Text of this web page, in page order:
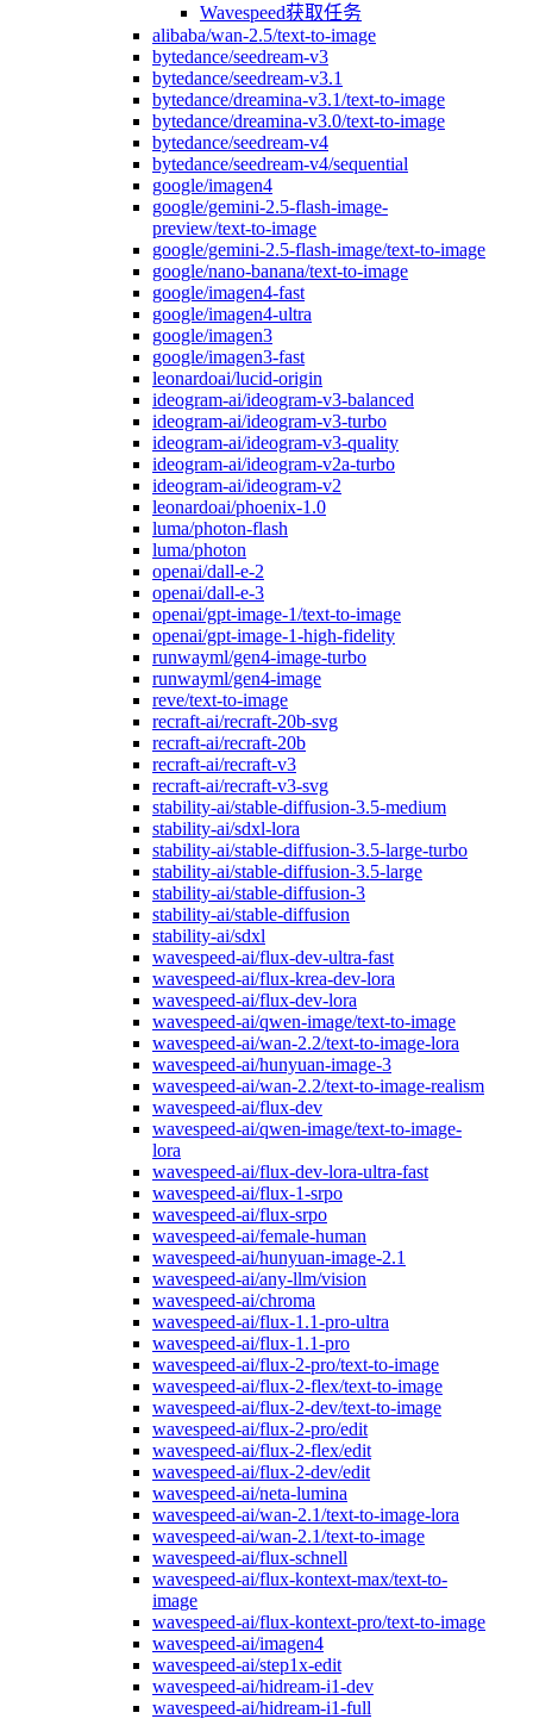
Wavespeed获取任务
alibaba/wan-2.5/text-to-image
bytedance/seedream-v3
bytedance/seedream-v3.1
bytedance/dreamina-v3.1/text-to-image
bytedance/dreamina-v3.0/text-to-image
bytedance/seedream-v4
bytedance/seedream-v4/sequential
google/imagen4
google/gemini-2.5-flash-image-
preview/text-to-image
google/gemini-2.5-flash-image/text-to-image
google/nano-banana/text-to-image
google/imagen4-fast
google/imagen4-ultra
google/imagen3
google/imagen3-fast
leonardoai/lucid-origin
ideogram-ai/ideogram-v3-balanced
ideogram-ai/ideogram-v3-turbo
ideogram-ai/ideogram-v3-quality
ideogram-ai/ideogram-v2a-turbo
ideogram-ai/ideogram-v2
leonardoai/phoenix-1.0
luma/photon-flash
luma/photon
openai/dall-e-2
openai/dall-e-3
openai/gpt-image-1/text-to-image
openai/gpt-image-1-high-fidelity
runwayml/gen4-image-turbo
runwayml/gen4-image
reve/text-to-image
recraft-ai/recraft-20b-svg
recraft-ai/recraft-20b
recraft-ai/recraft-v3
recraft-ai/recraft-v3-svg
stability-ai/stable-diffusion-3.5-medium
stability-ai/sdxl-lora
stability-ai/stable-diffusion-3.5-large-turbo
stability-ai/stable-diffusion-3.5-large
stability-ai/stable-diffusion-3
stability-ai/stable-diffusion
stability-ai/sdxl
wavespeed-ai/flux-dev-ultra-fast
wavespeed-ai/flux-krea-dev-lora
wavespeed-ai/flux-dev-lora
wavespeed-ai/qwen-image/text-to-image
wavespeed-ai/wan-2.2/text-to-image-lora
wavespeed-ai/hunyuan-image-3
wavespeed-ai/wan-2.2/text-to-image-realism
wavespeed-ai/flux-dev
wavespeed-ai/qwen-image/text-to-image-
lora
wavespeed-ai/flux-dev-lora-ultra-fast
wavespeed-ai/flux-1-srpo
wavespeed-ai/flux-srpo
wavespeed-ai/female-human
wavespeed-ai/hunyuan-image-2.1
wavespeed-ai/any-llm/vision
wavespeed-ai/chroma
wavespeed-ai/flux-1.1-pro-ultra
wavespeed-ai/flux-1.1-pro
wavespeed-ai/flux-2-pro/text-to-image
wavespeed-ai/flux-2-flex/text-to-image
wavespeed-ai/flux-2-dev/text-to-image
wavespeed-ai/flux-2-pro/edit
wavespeed-ai/flux-2-flex/edit
wavespeed-ai/flux-2-dev/edit
wavespeed-ai/neta-lumina
wavespeed-ai/wan-2.1/text-to-image-lora
wavespeed-ai/wan-2.1/text-to-image
wavespeed-ai/flux-schnell
wavespeed-ai/flux-kontext-max/text-to-
image
wavespeed-ai/flux-kontext-pro/text-to-image
wavespeed-ai/imagen4
wavespeed-ai/step1x-edit
wavespeed-ai/hidream-i1-dev
wavespeed-ai/hidream-i1-full